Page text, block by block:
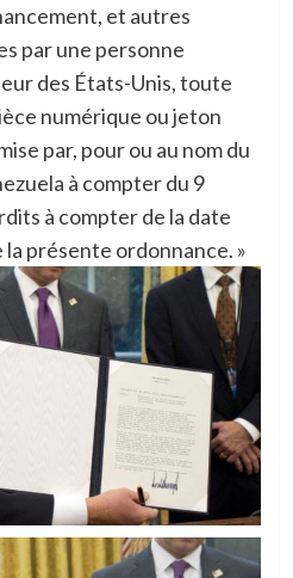
et autres
par une personne
des États-Unis, toute
numérique ou jeton
par, pour ou au nom du
à compter du 9
à compter de la date
présente ordonnance. »